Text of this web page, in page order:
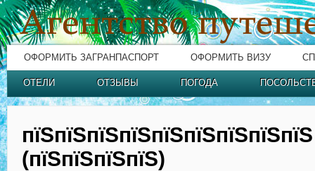
ОФОРМИТЬ ЗАГРАНПАСПОРТ ОФОРМИТЬ ВИЗУ
ОТЕЛИ ОТЗЫВЫ ПОГОДА
пїЅпїЅпїЅпїЅпїЅпїЅпїЅпїЅпїЅ
(пїЅпїЅпїЅпїЅ)